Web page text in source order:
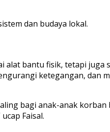
dan budaya lokal.
alat bantu fisik, tetapi juga
ketegangan, dan
bagi anak-anak korban
Faisal.